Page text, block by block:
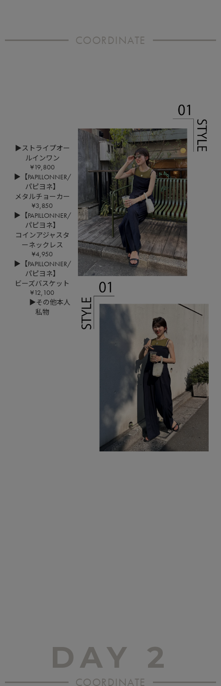
COORDINATE
▶ストライプオー
ルインワン
¥19,800
▶【PAPILLONNER/
パピヨネ】
メタルチョーカー
¥3,850
▶【PAPILLONNER/
パピヨネ】
コインアジャスタ
ーネックレス
¥4,950
▶【PAPILLONNER/
パピヨネ】
ビーズバスケット
¥12,100
▶その他本人
私物
DAY 2
COORDINATE